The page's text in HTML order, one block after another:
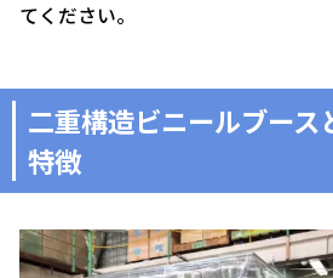
てください。
二重構造ビニールブース
特徴